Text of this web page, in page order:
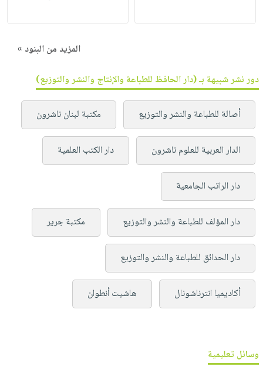
المزيد من البنود »
دور نشر شبيهة بـ (دار الحافظ للطباعة والإنتاج والنشر والتوزيع)
أصالة للطباعة والنشر والتوزيع مكتبة لبنان ناشرون
الدار العربية للعلوم ناشرون دار الكتب العلمية
دار الراتب الجامعية
دار المؤلف للطباعة والنشر والتوزيع مكتبة جرير
دار الحدائق للطباعة والنشر والتوزيع
أكاديميا انترناشونال هاشيت أنطوان
وسائل تعليمية